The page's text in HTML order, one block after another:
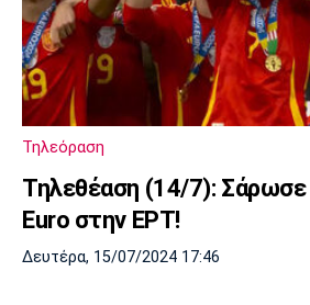
Τηλεόραση
Τηλεθέαση (14/7): Σάρωσε
Euro στην ΕΡΤ!
Δευτέρα, 15/07/2024 17:46